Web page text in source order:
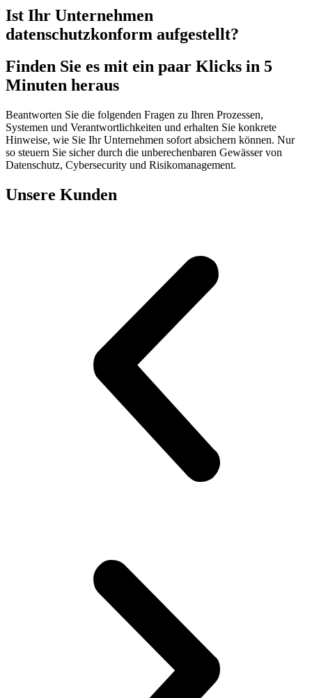
Ist Ihr Unternehmen
datenschutzkonform aufgestellt?
Finden Sie es mit ein paar Klicks in 5
Minuten heraus
Beantworten Sie die folgenden Fragen zu Ihren Prozessen,
Systemen und Verantwortlichkeiten und erhalten Sie konkrete
Hinweise, wie Sie Ihr Unternehmen sofort absichern können. Nur
so steuern Sie sicher durch die unberechenbaren Gewässer von
Datenschutz, Cybersecurity und Risikomanagement.
Unsere Kunden